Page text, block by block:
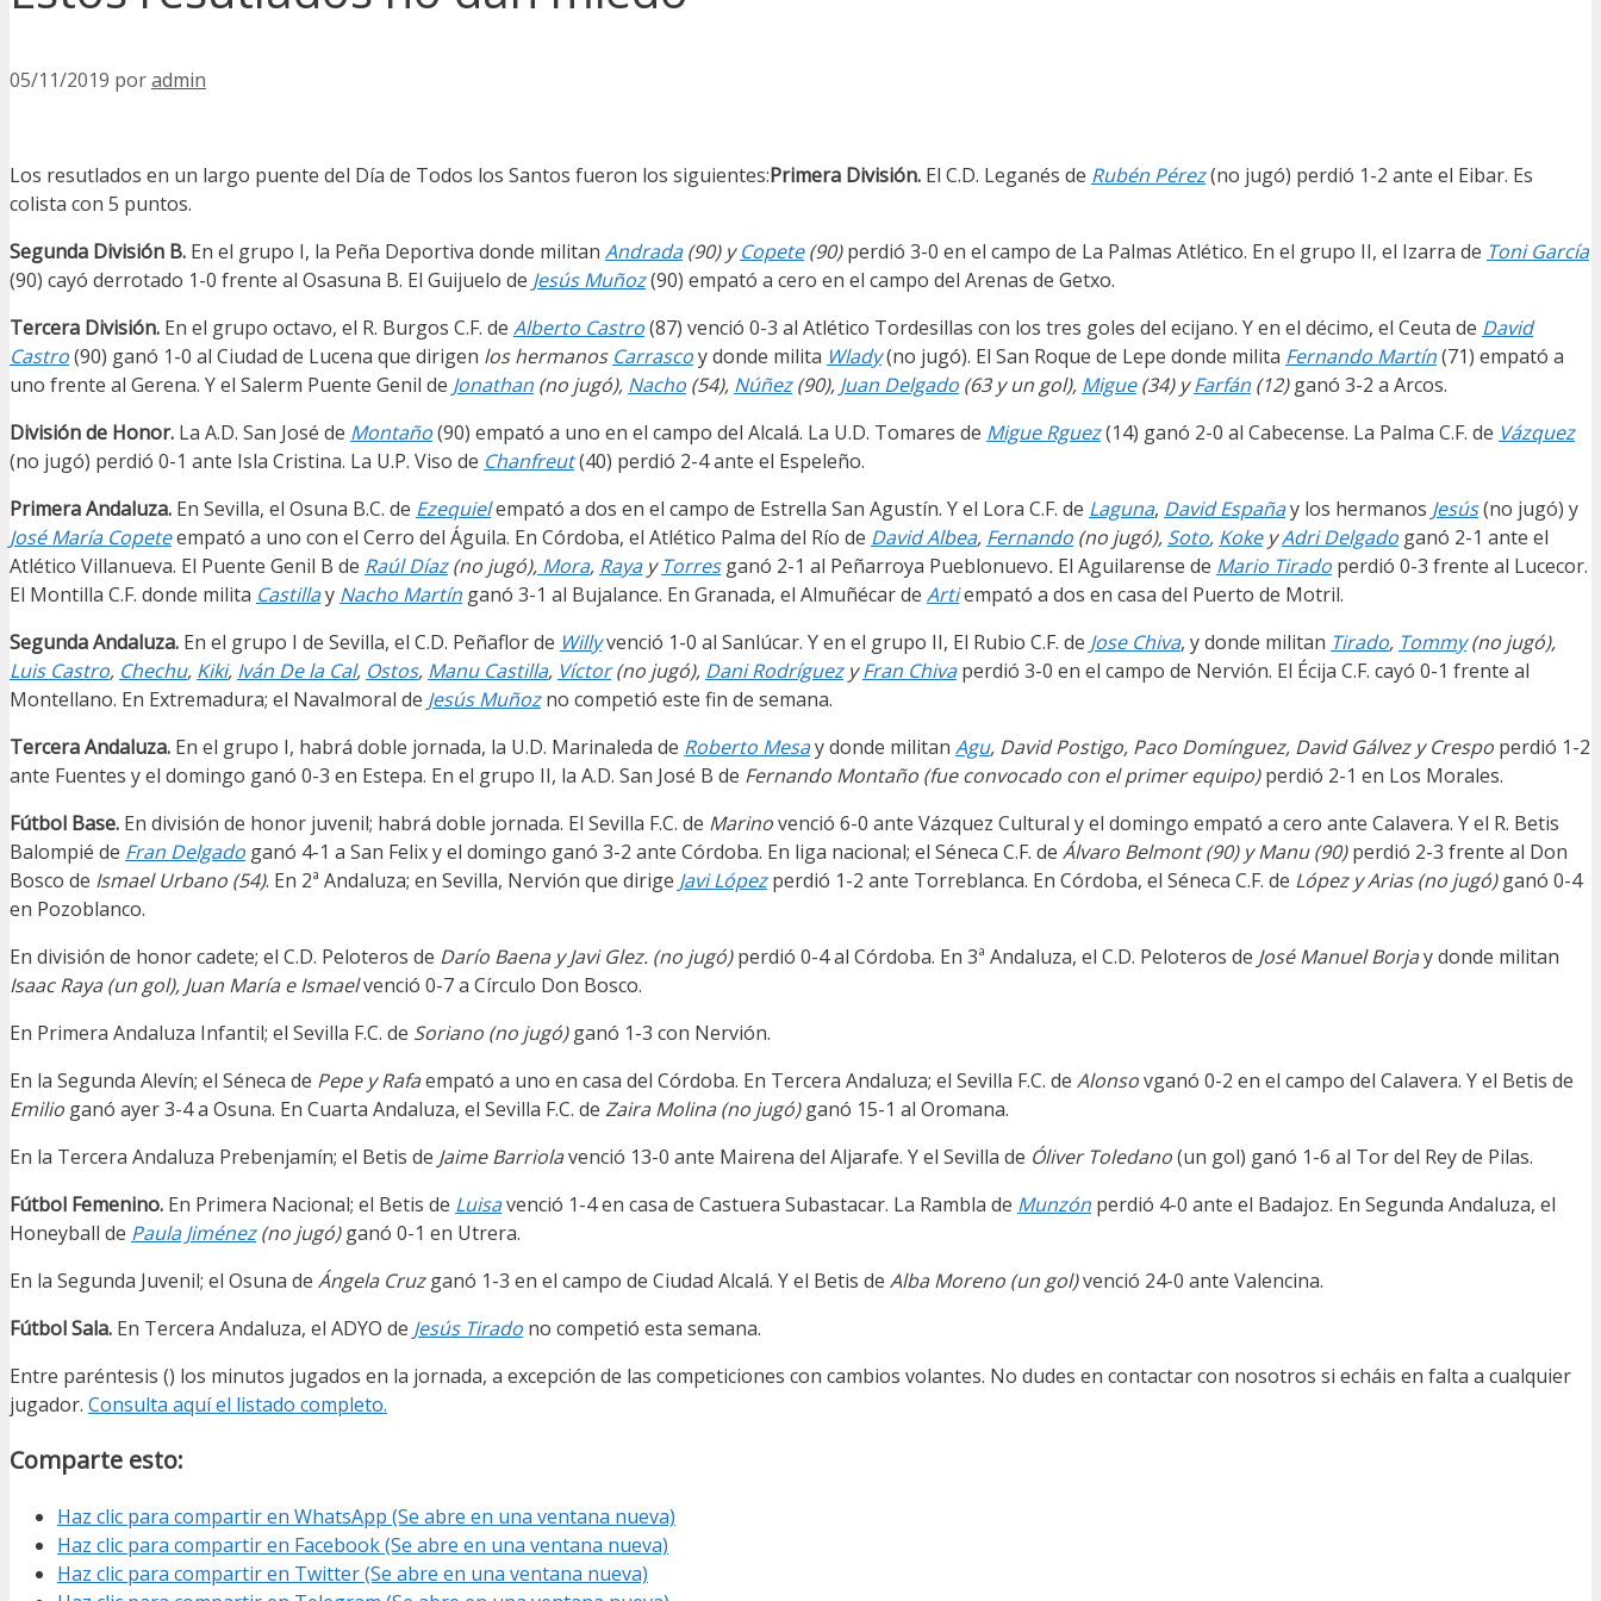
05/11/2019 poradmin
Los resutlados en un largo puente del Día de Todos los Santos fueron los siguientes:Primera División. El C.D. Leganés de Rubén Pérez(no jugó) perdió 1-2 ante el Eibar. Es
colista con 5 puntos.
Segunda División B. En el grupo I, la Peña Deportiva donde militan Andrada(90) yCopete(90)perdió 3-0 en el campo de La Palmas Atlético. En el grupo II, el Izarra de Toni García
(90) cayó derrotado 1-0 frente al Osasuna B. El Guijuelo de Jesús Muñoz(90) empató a cero en el campo del Arenas de Getxo.
Tercera División. En el grupo octavo, el R. Burgos C.F. de Alberto Castro(87) venció 0-3 al Atlético Tordesillas con los tres goles del ecijano. Y en el décimo, el Ceuta de David
Castro(90) ganó 1-0 al Ciudad de Lucena que dirigen los hermanos Carrascoy donde milita Wlady(no jugó). El San Roque de Lepe donde milita Fernando Martín(71) empató a
uno frente al Gerena. Y el Salerm Puente Genil de Jonathan (no jugó), Nacho (54), Núñez(90), Juan Delgado (63 y un gol), Migue(34) yFarfán (12)ganó 3-2 a Arcos.
División de Honor. La A.D. San José de Montaño(90) empató a uno en el campo del Alcalá. La U.D. Tomares de Migue Rguez(14) ganó 2-0 al Cabecense. La Palma C.F. de Vázquez
(no jugó) perdió 0-1 ante Isla Cristina. La U.P. Viso de Chanfreut(40) perdió 2-4 ante el Espeleño.
Primera Andaluza. En Sevilla, el Osuna B.C. de Ezequielempató a dos en el campo de Estrella San Agustín. Y el Lora C.F. de Laguna, David Españay los hermanos Jesús(no jugó) y
José María Copeteempató a uno con el Cerro del Águila. En Córdoba, el Atlético Palma del Río de David Albea, Fernando (no jugó), Soto, KokeyAdri Delgado ganó 2-1 ante el
Atlético Villanueva. El Puente Genil B de Raúl Díaz(no jugó), Mora, Raya yTorresganó 2-1 al Peñarroya Pueblonuevo. El Aguilarense de Mario Tirado perdió 0-3 frente al Lucecor.
El Montilla C.F. donde milita Castillay Nacho Martín ganó 3-1 al Bujalance. En Granada, el Almuñécar de Artiempató a dos en casa del Puerto de Motril.
Segunda Andaluza. En el grupo I de Sevilla, el C.D. Peñaflor de Willyvenció 1-0 al Sanlúcar. Y en el grupo II, El Rubio C.F. de Jose Chiva, y donde militan Tirado, Tommy(no jugó),
Luis Castro, Chechu, Kiki, Iván De la Cal, Ostos, Manu Castilla, Víctor(no jugó), Dani RodríguezyFran Chiva perdió 3-0 en el campo de Nervión. El Écija C.F. cayó 0-1 frente al
Montellano. En Extremadura; el Navalmoral de Jesús Muñozno competió este fin de semana.
Tercera Andaluza. En el grupo I, habrá doble jornada, la U.D. Marinaleda de Roberto Mesay donde militan Agu, David Postigo, Paco Domínguez, David Gálvez y Crespo perdió 1-2
ante Fuentes y el domingo ganó 0-3 en Estepa. En el grupo II, la A.D. San José B de Fernando Montaño (fue convocado con el primer equipo)perdió 2-1 en Los Morales.
Fútbol Base. En división de honor juvenil; habrá doble jornada. El Sevilla F.C. de Marinovenció 6-0 ante Vázquez Cultural y el domingo empató a cero ante Calavera. Y el R. Betis
Balompié de Fran Delgado ganó 4-1 a San Felix y el domingo ganó 3-2 ante Córdoba. En liga nacional; el Séneca C.F. de Álvaro Belmont (90) yManu (90)perdió 2-3 frente al Don
Bosco de Ismael Urbano (54). En 2ª Andaluza; en Sevilla, Nervión que dirige Javi Lópezperdió 1-2 ante Torreblanca. En Córdoba, el Séneca C.F. de López y Arias (no jugó)ganó 0-4
en Pozoblanco.
En división de honor cadete; el C.D. Peloteros de Darío Baena y Javi Glez. (no jugó)perdió 0-4 al Córdoba. En 3ª Andaluza, el C.D. Peloteros de José Manuel Borjay donde militan
Isaac Raya (un gol), Juan María e Ismaelvenció 0-7 a Círculo Don Bosco.
En Primera Andaluza Infantil; el Sevilla F.C. de Soriano (no jugó)ganó 1-3 con Nervión.
En la Segunda Alevín; el Séneca de Pepe y Rafaempató a uno en casa del Córdoba. En Tercera Andaluza; el Sevilla F.C. de Alonsovganó 0-2 en el campo del Calavera. Y el Betis de
Emilio ganó ayer 3-4 a Osuna. En Cuarta Andaluza, el Sevilla F.C. de Zaira Molina (no jugó)ganó 15-1 al Oromana.
En la Tercera Andaluza Prebenjamín; el Betis de Jaime Barriolavenció 13-0 ante Mairena del Aljarafe. Y el Sevilla de Óliver Toledano(un gol) ganó 1-6 al Tor del Rey de Pilas.
Fútbol Femenino. En Primera Nacional; el Betis de Luisavenció 1-4 en casa de Castuera Subastacar. La Rambla de Munzón perdió 4-0 ante el Badajoz. En Segunda Andaluza, el
Honeyball de Paula Jiménez(no jugó)ganó 0-1 en Utrera.
En la Segunda Juvenil; el Osuna de Ángela Cruzganó 1-3 en el campo de Ciudad Alcalá. Y el Betis de Alba Moreno (un gol)venció 24-0 ante Valencina.
Fútbol Sala. En Tercera Andaluza, el ADYO de Jesús Tirado no competió esta semana.
Entre paréntesis () los minutos jugados en la jornada, a excepción de las competiciones con cambios volantes. No dudes en contactar con nosotros si echáis en falta a cualquier
jugador. Consulta aquí el listado completo.
Comparte esto:
Haz clic para compartir en WhatsApp (Se abre en una ventana nueva)
Haz clic para compartir en Facebook (Se abre en una ventana nueva)
Haz clic para compartir en Twitter (Se abre en una ventana nueva)